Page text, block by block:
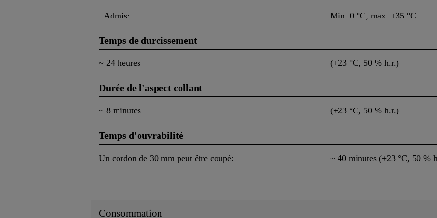
Admis: Min. 0 °C, max. +35 °C
Temps de durcissement
~ 24 heures (+23 °C, 50 % h.r.)
Durée de l'aspect collant
~ 8 minutes (+23 °C, 50 % h.r.)
Temps d'ouvrabilité
Un cordon de 30 mm peut être coupé: ~ 40 minutes (+23 °C, 50 %
Consommation